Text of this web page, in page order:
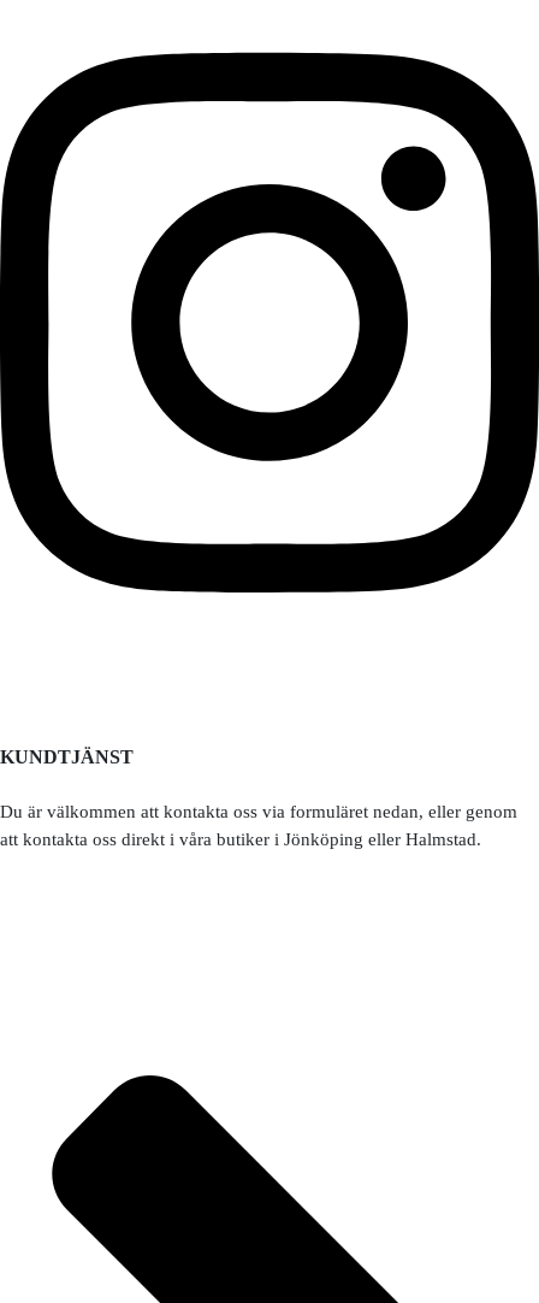
KUNDTJÄNST
Du är välkommen att kontakta oss via formuläret nedan, eller genom
att kontakta oss direkt i våra butiker i Jönköping eller Halmstad.